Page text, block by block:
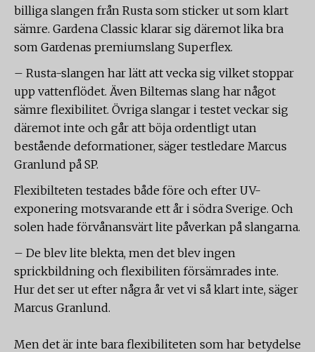
billiga slangen från Rusta som sticker ut som klart
sämre. Gardena Classic klarar sig däremot lika bra
som Gardenas premiumslang Superflex.
– Rusta-slangen har lätt att vecka sig vilket stoppar
upp vattenflödet. Även Biltemas slang har något
sämre flexibilitet. Övriga slangar i testet veckar sig
däremot inte och går att böja ordentligt utan
bestående deformationer, säger testledare Marcus
Granlund på SP.
Flexibilteten testades både före och efter UV-
exponering motsvarande ett år i södra Sverige. Och
solen hade förvånansvärt lite påverkan på slangarna.
– De blev lite blekta, men det blev ingen
sprickbildning och flexibiliten försämrades inte.
Hur det ser ut efter några år vet vi så klart inte, säger
Marcus Granlund.
Men det är inte bara flexibiliteten som har betydelse